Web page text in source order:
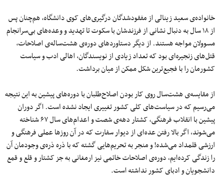
خانواده‌ی سعید زینالی از مفقودشدگان درگیری‌های کوی دانشگاه، هم‌چنان پس
از ۱۸ سال به دنبال نشانی از فرزندشان با سکوت تا تهدید و وعده‌های بی‌سرانجام
مسوولان مواجه هستند. از دیگر دستاوردهای دوره‌ی هشت‌ساله‌ی اصلاحات،
قتل‌های زنجیره‌ای بود که تعداد زیادی از نویسندگان، اهالی ادب و سیاست
کشورمان را با فجیع‌ترین شکل ممکن از میان برداشت.
از مقایسه‌ی هشت‌سال روی کار بودن اصلاح‌طلبان با دوره‌های پیشین به این نتیجه
می‌رسیم که در سیاست‌های کلی کشور تغییری ایجاد نشده است. اگر دوران
پیشین با انقلاب فرهنگی، کشتار دهه‌ی شصت و اعدام‌های سال ۶۷ شناخته
می‌شوند، اگر بالا رفتن عده‌ای از دیوار سفارت که در آن روزها عملی فرهنگی و
ارزشی قلمداد می‌شده! و منجر به تحریم‌هایی گشته که با ذره ذره‌ی وجودمان آن
را زندگی کرده‌ایم، دوره‌ی اصلاحات خاتمی نیز ارمغانی به جز کشتار و قلع و قمع
دانشجویان و ادبای کشور نداشته است.